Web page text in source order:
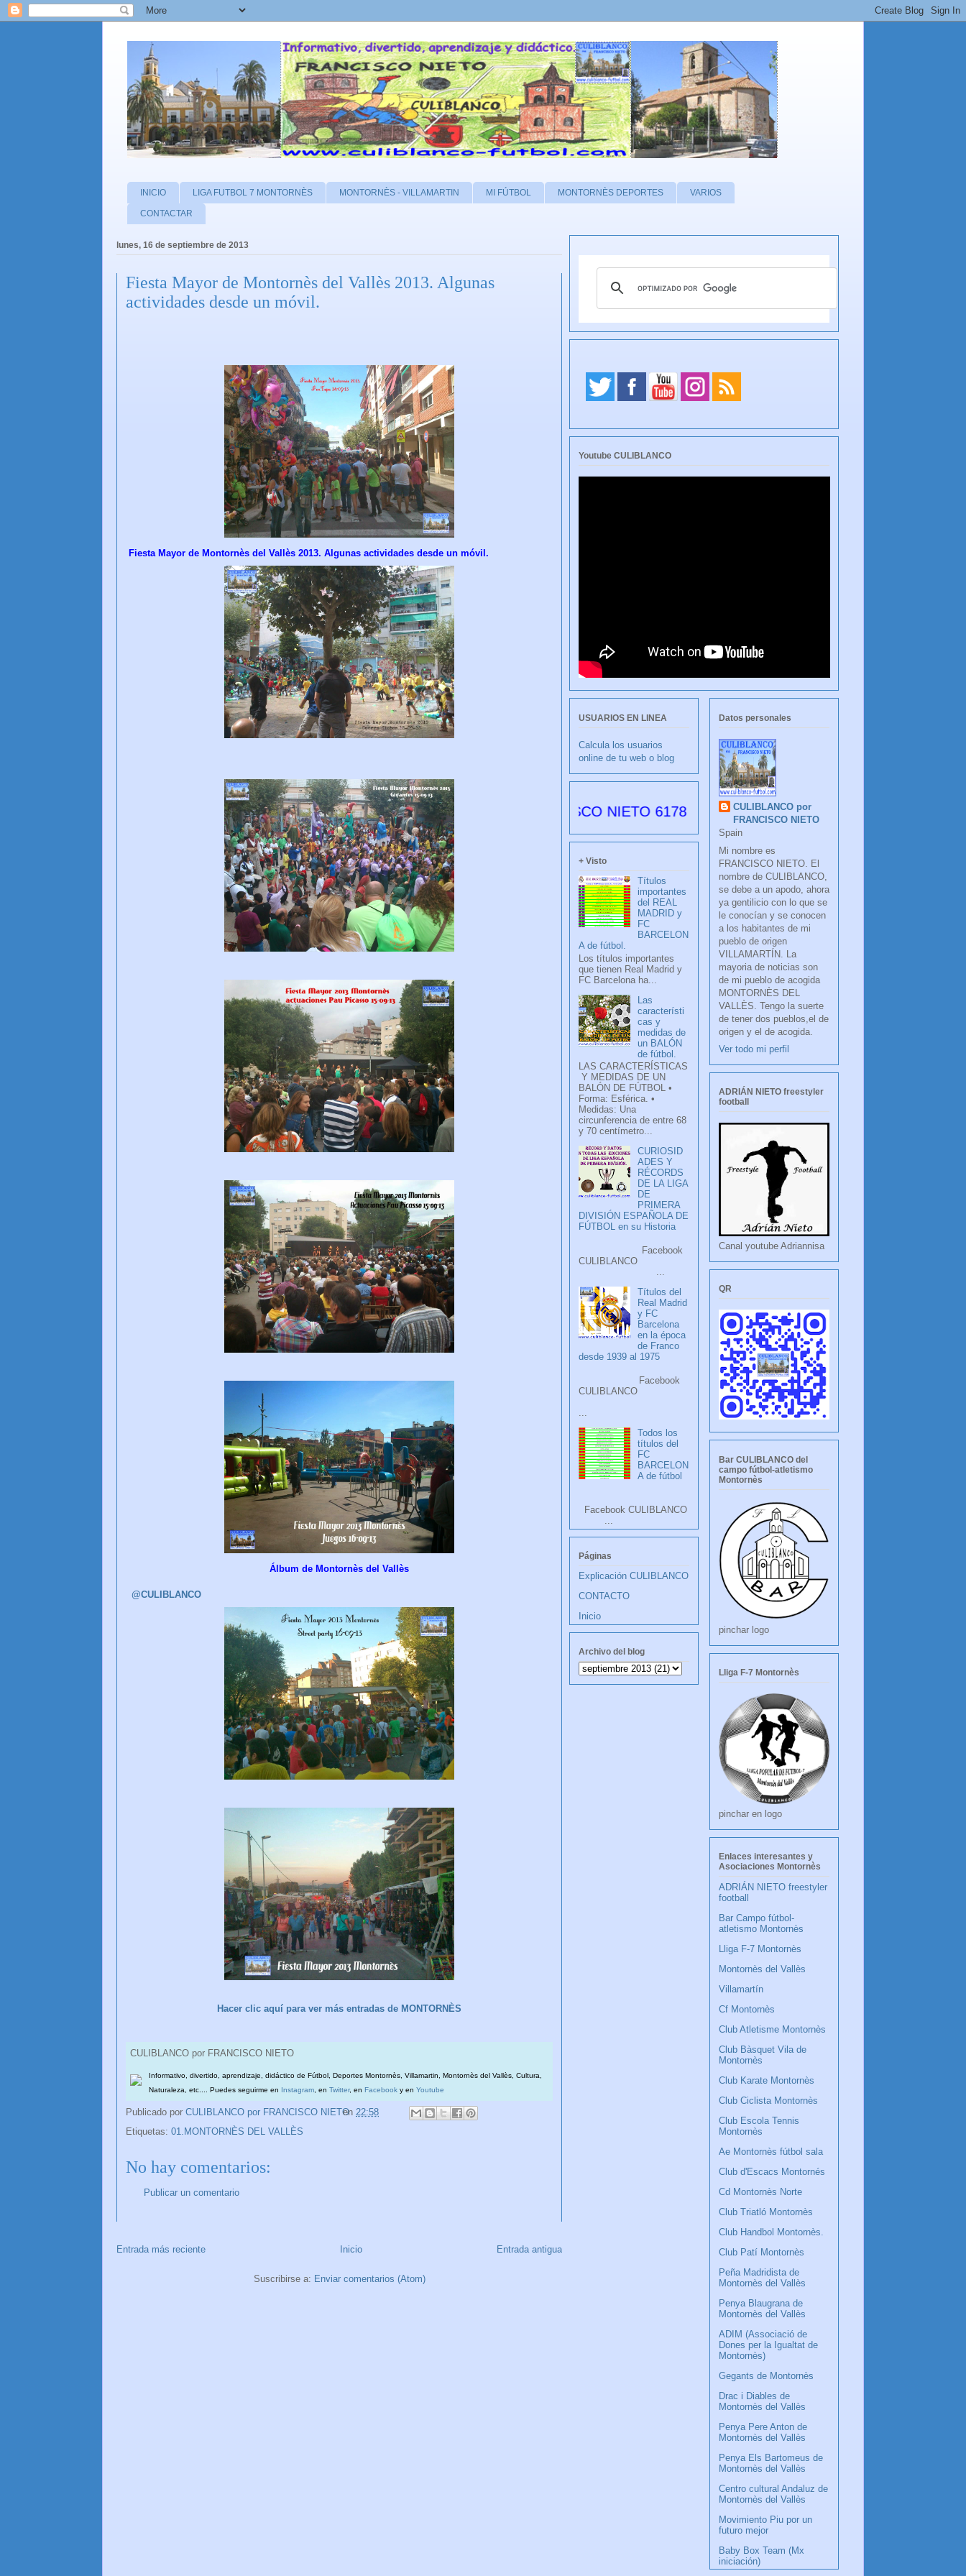
INICIO LIGA FUTBOL 7 MONTORNÈS MONTORNÈS - VILLAMARTIN MI FÚTBOL MONTORNÈS DEPORTES VARIOS
CONTACTAR
lunes, 16 de septiembre de 2013
Fiesta Mayor de Montornès del Vallès 2013. Algunas
actividades desde un móvil.
Fiesta Mayor de Montornès del Vallès 2013. Algunas actividades desde un móvil.
Álbum de Montornès del Vallès
@CULIBLANCO
Hacer clic aquí para ver más entradas de MONTORNÈS
CULIBLANCO por FRANCISCO NIETO
Informativo, divertido, aprendizaje, didáctico de Fútbol, Deportes Montornès, Villamartin, Montornès del Vallès, Cultura,
Naturaleza, etc.... Puedes seguirme en
Instagram, en Twitter, en Facebook y en Youtube
Publicado por CULIBLANCO por FRANCISCO NIETO
en 22:58
Etiquetas: 01.MONTORNÈS DEL VALLÈS
No hay comentarios:
Publicar un comentario
Entrada más reciente Entrada antigua
Inicio
Suscribirse a: Enviar comentarios (Atom)
Youtube CULIBLANCO
USUARIOS EN LINEA
Calcula los usuarios
online de tu web o blog
CULIBLANCO por FRANCISCO NIETO 6178 días desde su creación
+ Visto
Títulos
importantes
del REAL
MADRID y
FC
BARCELON
A de fútbol.
Los títulos importantes
que tienen Real Madrid y
FC Barcelona ha...
Las
característi
cas y
medidas de
un BALÓN
de fútbol.
LAS CARACTERÍSTICAS
Y MEDIDAS DE UN
BALÓN DE FÚTBOL •
Forma: Esférica. •
Medidas: Una
circunferencia de entre 68
y 70 centímetro...
CURIOSID
ADES Y
RÉCORDS
DE LA LIGA
DE
PRIMERA
DIVISIÓN ESPAÑOLA DE
FÚTBOL en su Historia
Facebook
CULIBLANCO
...
Títulos del
Real Madrid
y FC
Barcelona
en la época
de Franco
desde 1939 al 1975
Facebook
CULIBLANCO
Todos los
títulos del
FC
BARCELON
A de fútbol
Facebook CULIBLANCO
...
Páginas
Explicación CULIBLANCO
CONTACTO
Inicio
Archivo del blog
Datos personales
CULIBLANCO por
FRANCISCO NIETO
Spain
Mi nombre es
FRANCISCO NIETO. El
nombre de CULIBLANCO,
se debe a un apodo, ahora
ya gentilicio con lo que se
le conocían y se conocen
a los habitantes de mi
pueblo de origen
VILLAMARTÍN. La
mayoria de noticias son
de mi pueblo de acogida
MONTORNÈS DEL
VALLÈS. Tengo la suerte
de tener dos pueblos,el de
origen y el de acogida.
Ver todo mi perfil
ADRIÁN NIETO freestyler
football
Canal youtube Adriannisa
QR
Bar CULIBLANCO del
campo fútbol-atletismo
Montornès
pinchar logo
Lliga F-7 Montornès
pinchar en logo
Enlaces interesantes y
Asociaciones Montornès
ADRIÁN NIETO freestyler
football
Bar Campo fútbol-
atletismo Montornès
Lliga F-7 Montornès
Montornès del Vallès
Villamartín
Cf Montornès
Club Atletisme Montornès
Club Bàsquet Vila de
Montornès
Club Karate Montornès
Club Ciclista Montornès
Club Escola Tennis
Montornès
Ae Montornès fútbol sala
Club d'Escacs Montornés
Cd Montornès Norte
Club Triatló Montornès
Club Handbol Montornès.
Club Patí Montornès
Peña Madridista de
Montornès del Vallès
Penya Blaugrana de
Montornès del Vallès
ADIM (Associació de
Dones per la Igualtat de
Montornès)
Gegants de Montornès
Drac i Diables de
Montornès del Vallès
Penya Pere Anton de
Montornès del Vallès
Penya Els Bartomeus de
Montornès del Vallès
Centro cultural Andaluz de
Montornès del Vallès
Movimiento Piu por un
futuro mejor
Baby Box Team (Mx
iniciación)